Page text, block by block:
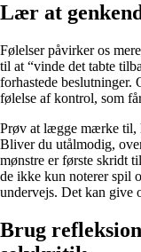
Lær at
Følelser påvirker os
til at “vinde det tabte
forhastede beslutninger.
følelse af kontrol, som
Prøv at lægge mærke til,
Bliver du utålmodig,
mønstre er første skridt
de ikke kun noterer spil
undervejs. Det kan give
Brug